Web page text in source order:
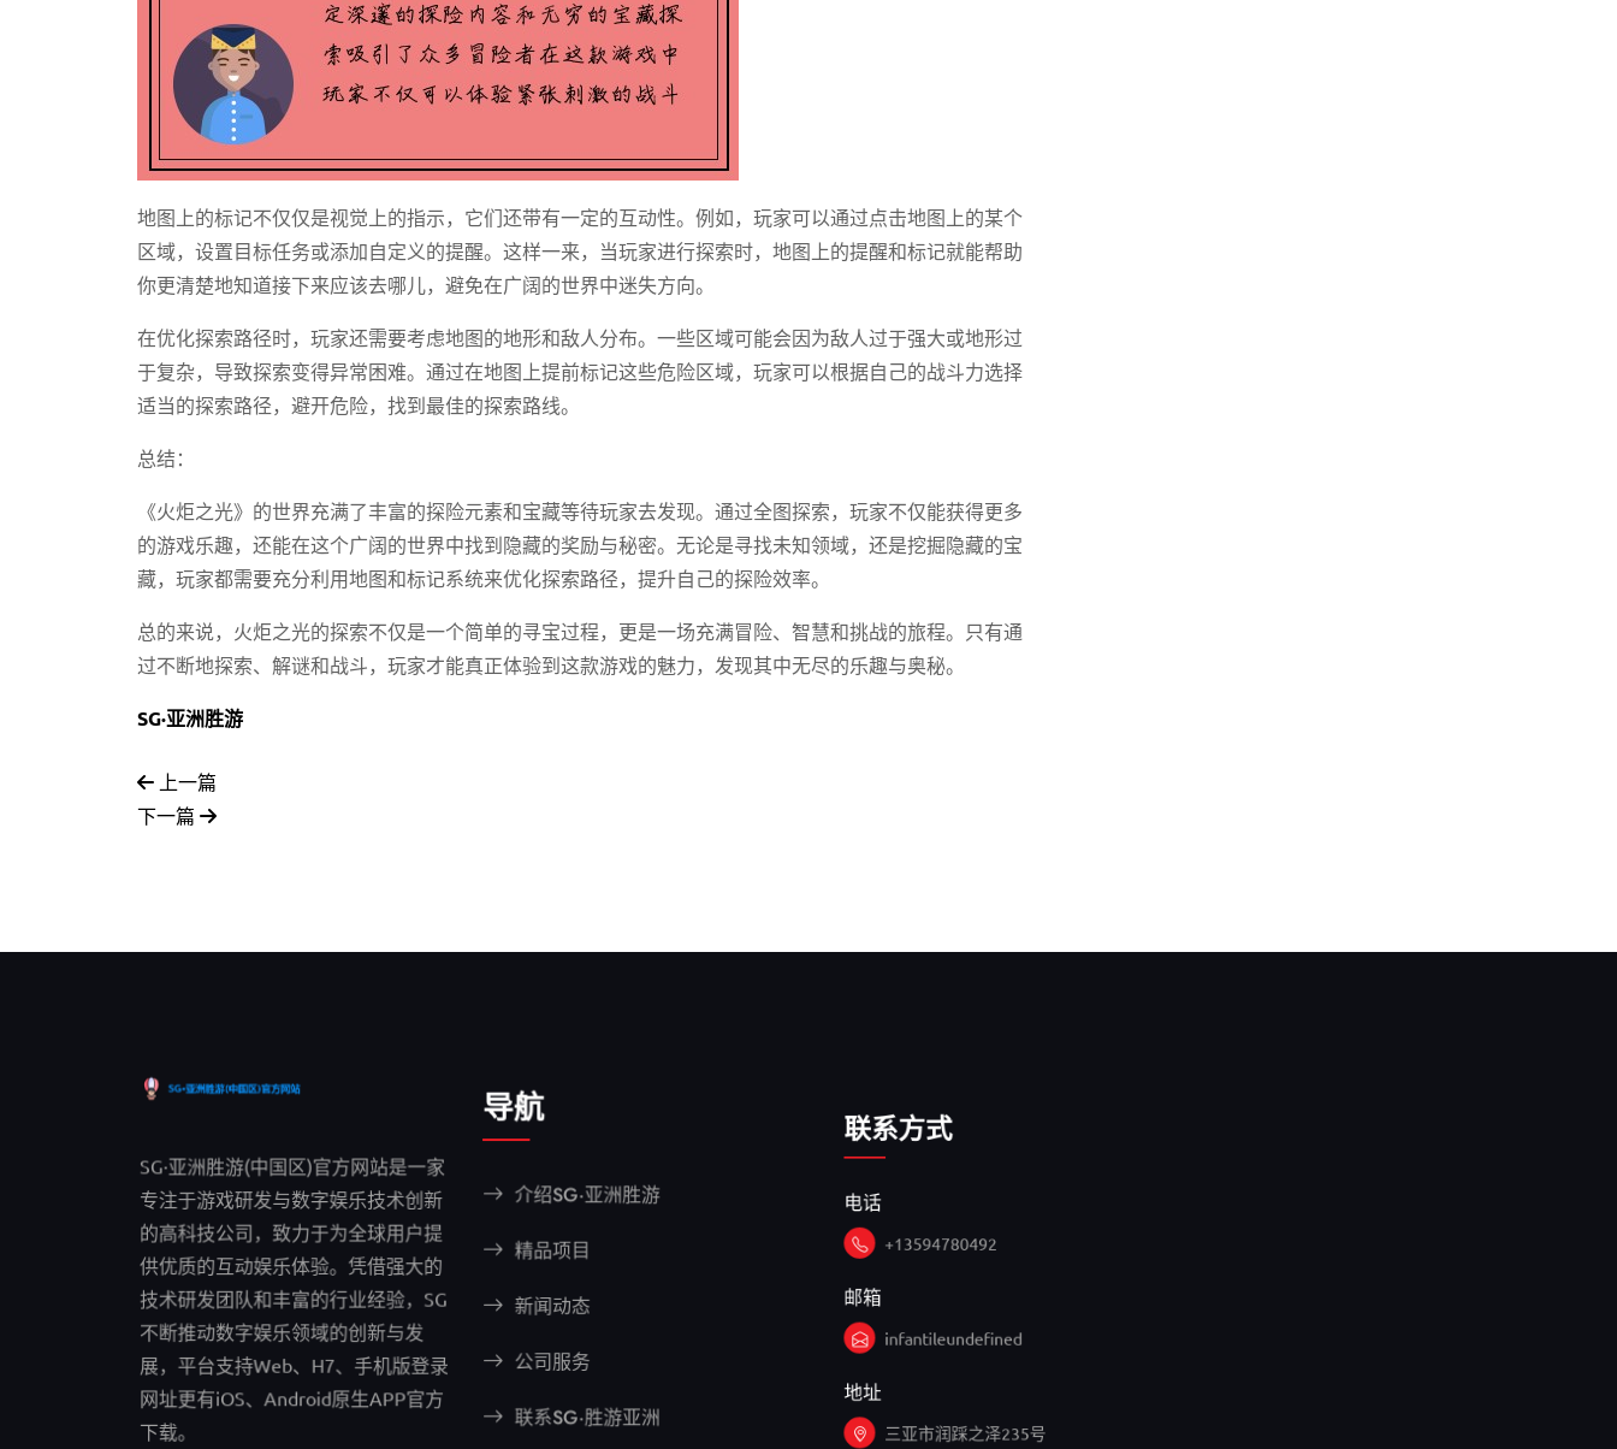
地图上的标记不仅仅是视觉上的指示，它们还带有一定的互动性。例如，玩家可以通过点击地图上的某个
区域，设置目标任务或添加自定义的提醒。这样一来，当玩家进行探索时，地图上的提醒和标记就能帮助
你更清楚地知道接下来应该去哪儿，避免在广阔的世界中迷失方向。
在优化探索路径时，玩家还需要考虑地图的地形和敌人分布。一些区域可能会因为敌人过于强大或地形过
于复杂，导致探索变得异常困难。通过在地图上提前标记这些危险区域，玩家可以根据自己的战斗力选择
适当的探索路径，避开危险，找到最佳的探索路线。
总结：
《火炬之光》的世界充满了丰富的探险元素和宝藏等待玩家去发现。通过全图探索，玩家不仅能获得更多
的游戏乐趣，还能在这个广阔的世界中找到隐藏的奖励与秘密。无论是寻找未知领域，还是挖掘隐藏的宝
藏，玩家都需要充分利用地图和标记系统来优化探索路径，提升自己的探险效率。
总的来说，火炬之光的探索不仅是一个简单的寻宝过程，更是一场充满冒险、智慧和挑战的旅程。只有通
过不断地探索、解谜和战斗，玩家才能真正体验到这款游戏的魅力，发现其中无尽的乐趣与奥秘。
SG·亚洲胜游
上一篇
下一篇
SG·亚洲胜游(中国区)官方网站是一家
专注于游戏研发与数字娱乐技术创新
的高科技公司，致力于为全球用户提
供优质的互动娱乐体验。凭借强大的
技术研发团队和丰富的行业经验，SG
不断推动数字娱乐领域的创新与发
展，平台支持Web、H7、手机版登录
网址更有iOS、Android原生APP官方
下载。
导航
介绍SG·亚洲胜游
精品项目
新闻动态
公司服务
联系SG·胜游亚洲
联系方式
电话
+13594780492
邮箱
infantileundefined
地址